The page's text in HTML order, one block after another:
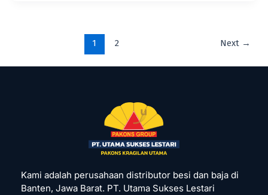
1 2 Next →
Kami adalah perusahaan distributor besi dan baja di
Banten, Jawa Barat. PT. Utama Sukses Lestari